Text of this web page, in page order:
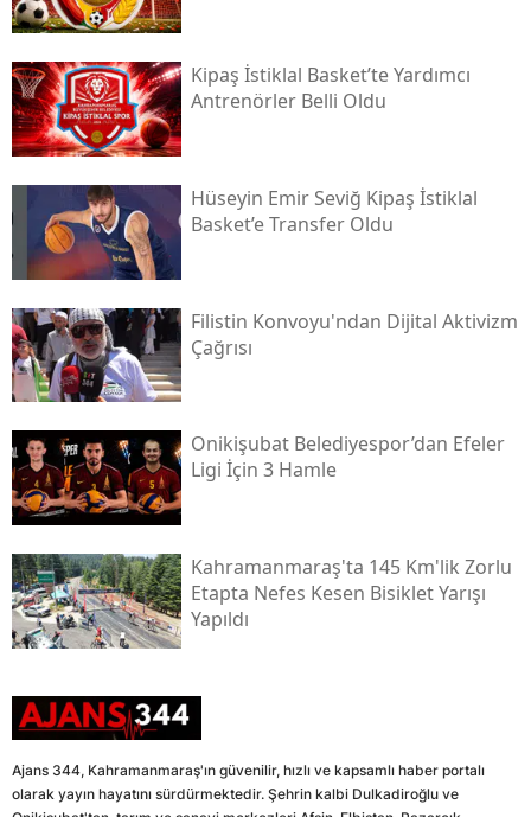
Kipaş İstiklal Basket’te Yardımcı
Antrenörler Belli Oldu
Hüseyin Emir Seviğ Kipaş İstiklal
Basket’e Transfer Oldu
Filistin Konvoyu'ndan Dijital Aktivizm
Çağrısı
Onikişubat Belediyespor’dan Efeler
Ligi İçin 3 Hamle
Kahramanmaraş'ta 145 Km'lik Zorlu
Etapta Nefes Kesen Bisiklet Yarışı
Yapıldı
Ajans 344, Kahramanmaraş'ın güvenilir, hızlı ve kapsamlı haber portalı
olarak yayın hayatını sürdürmektedir. Şehrin kalbi Dulkadiroğlu ve